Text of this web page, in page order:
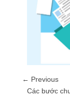
← Previous
Các bước